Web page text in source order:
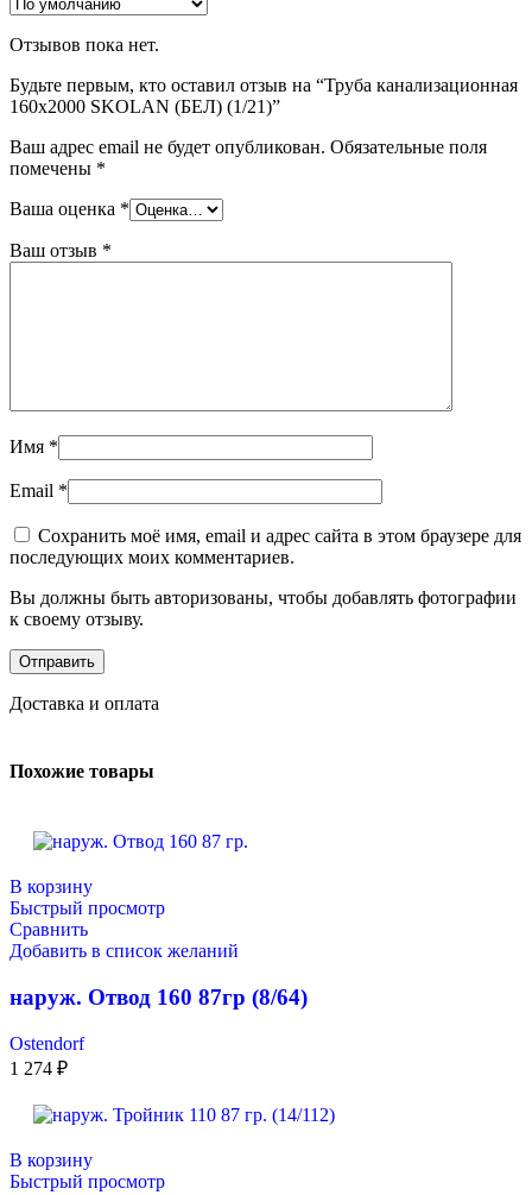
Отзывов пока нет.
Будьте первым, кто оставил отзыв на “Труба канализационная
160х2000 SKOLAN (БЕЛ) (1/21)”
Ваш адрес email не будет опубликован. Обязательные поля
помечены *
Ваша оценка *
Ваш отзыв *
Имя *
Email *
Сохранить моё имя, email и адрес сайта в этом браузере для
последующих моих комментариев.
Вы должны быть авторизованы, чтобы добавлять фотографии
к своему отзыву.
Доставка и оплата
Похожие товары
В корзину
Быстрый просмотр
Сравнить
Добавить в список желаний
наруж. Отвод 160 87гр (8/64)
Ostendorf
1 274 ₽
В корзину
Быстрый просмотр